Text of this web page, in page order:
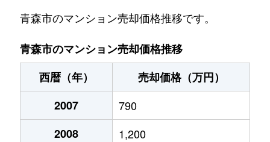
堤町
160万円 青森 徒歩25分
堤町
2,000万円 青森
長島
2,400万円 青森 徒歩19分
740万円 青森
東造道
1,300万円 小柳(青森)
青森市のマンション売却価格推移です。
青森市のマンション売却価格推移
西暦（年）
売却価格（万円）
2007
790
2008
1,200